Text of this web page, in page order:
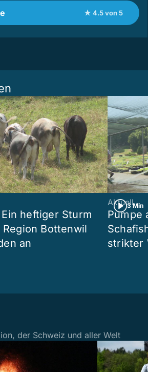
★ 4.5 von 5
heftiger Sturm
Bottenwil
an
3 Min
Aktuell
Pumpe
strikter
der Schweiz und aller Welt